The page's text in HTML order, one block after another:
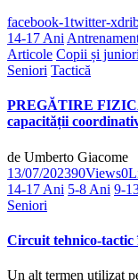
facebook-1twitter-x
14-17 Ani
Articole Copii și juniori
Seniori Tactică
PREGĂTIRE
capacității
de Umberto
13/07/202390Views0
14-17 Ani 5-8 Ani 9-
Seniori
Circuit tehnico-tactic
Un alt termen utilizat